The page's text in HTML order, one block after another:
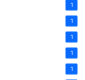
1
1
1
1
1